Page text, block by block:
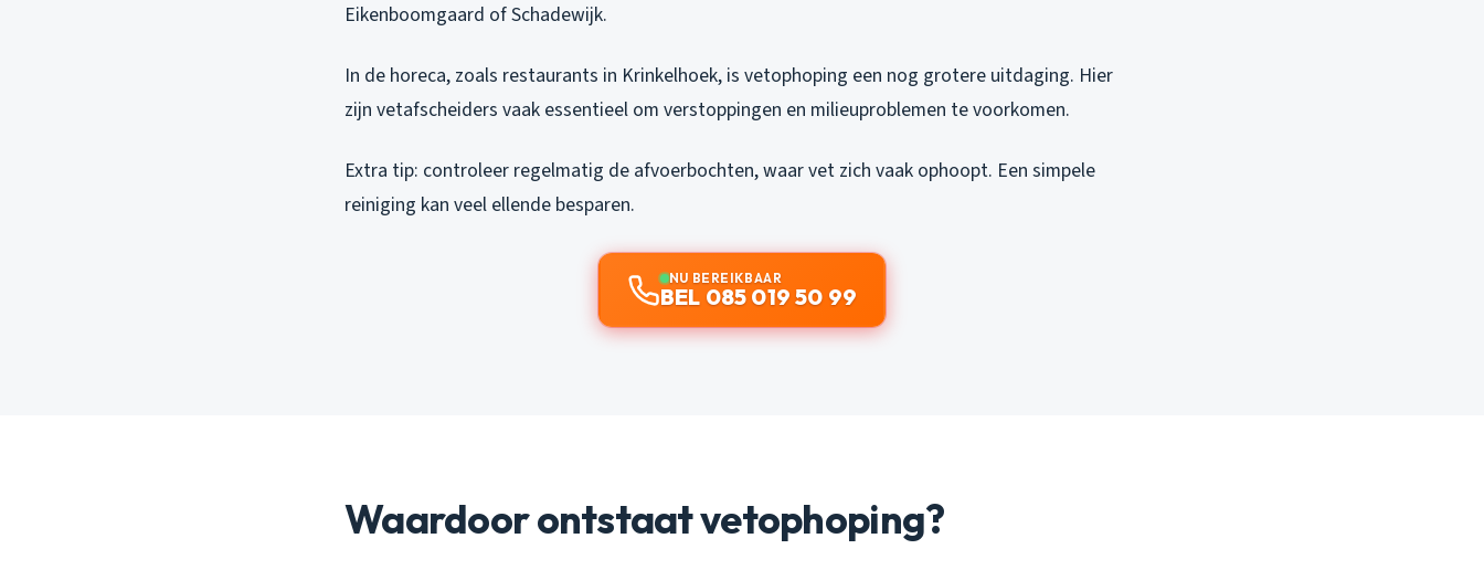
Eikenboomgaard of Schadewijk.
In de horeca, zoals restaurants in Krinkelhoek, is vetophoping een nog grotere uitdaging. Hier
zijn vetafscheiders vaak essentieel om verstoppingen en milieuproblemen te voorkomen.
Extra tip: controleer regelmatig de afvoerbochten, waar vet zich vaak ophoopt. Een simpele
reiniging kan veel ellende besparen.
NU BEREIKBAAR
BEL 085 019 50 99
Waardoor ontstaat vetophoping?